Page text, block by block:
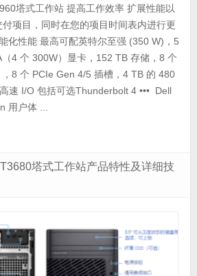
塔式工作站 提高工作效率 扩展性能以
项目，同时在您的项目时间表内进行更
化性能 最高可配英特尔至强 (350 W)，5
4 个 300W）显卡，152 TB 存储，8 个
8 个 PCIe Gen 4/5 插槽，4 TB 的 480
速 I/O 包括可选Thunderbolt 4 ••• Dell
用户体 ...
塔式工作站产品特性及详细技